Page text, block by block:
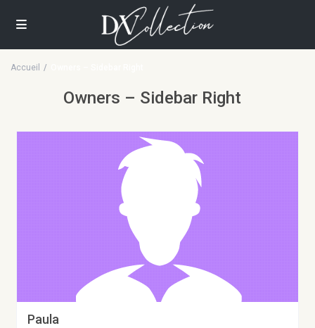
Accueil
Owners – Sidebar Right
Paula